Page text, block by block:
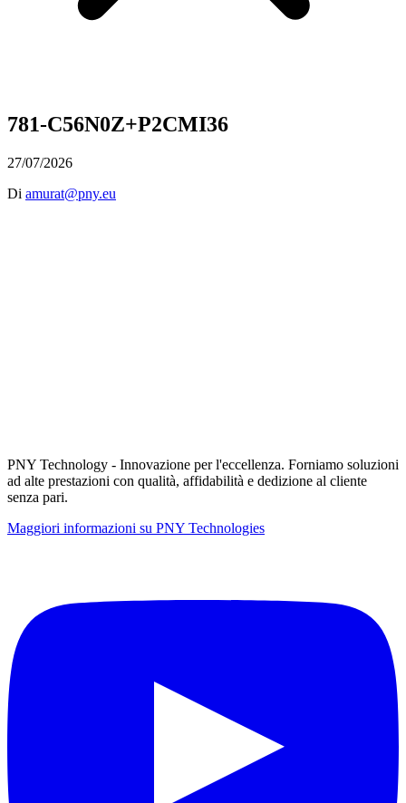
781-C56N0Z+P2CMI36
27/07/2026
Di amurat@pny.eu
PNY Technology - Innovazione per l'eccellenza. Forniamo soluzioni
ad alte prestazioni con qualità, affidabilità e dedizione al cliente
senza pari.
Maggiori informazioni su PNY Technologies